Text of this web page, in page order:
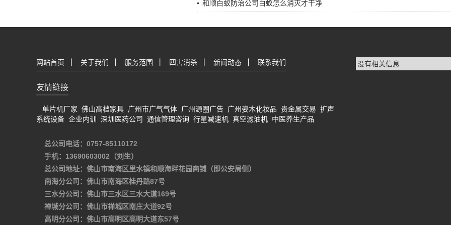
和顺白蚁防治公司白蚁怎么消灭才干净
网站首页 关于我们 服务范围 四害消杀 新闻动态 联系我们
友情链接
单片机厂家 佛山高档家具 广州市广气气体 广州源圈广告 广州姿木化妆品 贵金属交易 扩声
系统设备 企业内训 深圳医药公司 通信管理咨询 行星减速机 真空滤油机 中医养生产品
总公司电话：0757-85110172
手机：13690603002（刘生）
总公司地址：佛山市南海区里水镇和顺海畔花园商铺（即公安局侧）
南海分公司：佛山市南海区桂丹路87号
三水分公司：佛山市三水区三水大道169号
禅城分公司：佛山市禅城区南庄大道92号
高明分公司：佛山市高明区高明大道东57号
没有相关信息